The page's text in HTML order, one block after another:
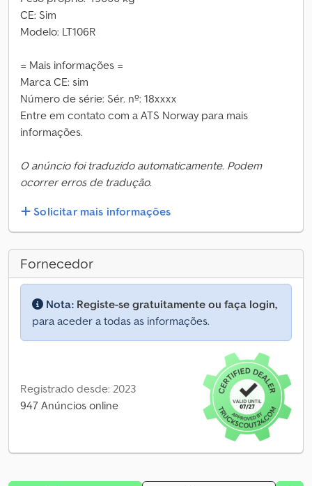
CE: Sim
Modelo: LT106R
= Mais informações =
Marca CE: sim
Número de série: Sér. nº: 18xxxx
Entre em contato com a ATS Norway para mais
informações.
O anúncio foi traduzido automaticamente. Podem
ocorrer erros de tradução.
Solicitar mais informações
Fornecedor
Nota: Registe-se gratuitamente ou faça login,
para aceder a todas as informações.
Registrado desde: 2023
947 Anúncios online